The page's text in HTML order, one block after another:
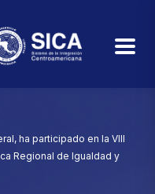
ha participado en la VIII
Regional de Igualdad y